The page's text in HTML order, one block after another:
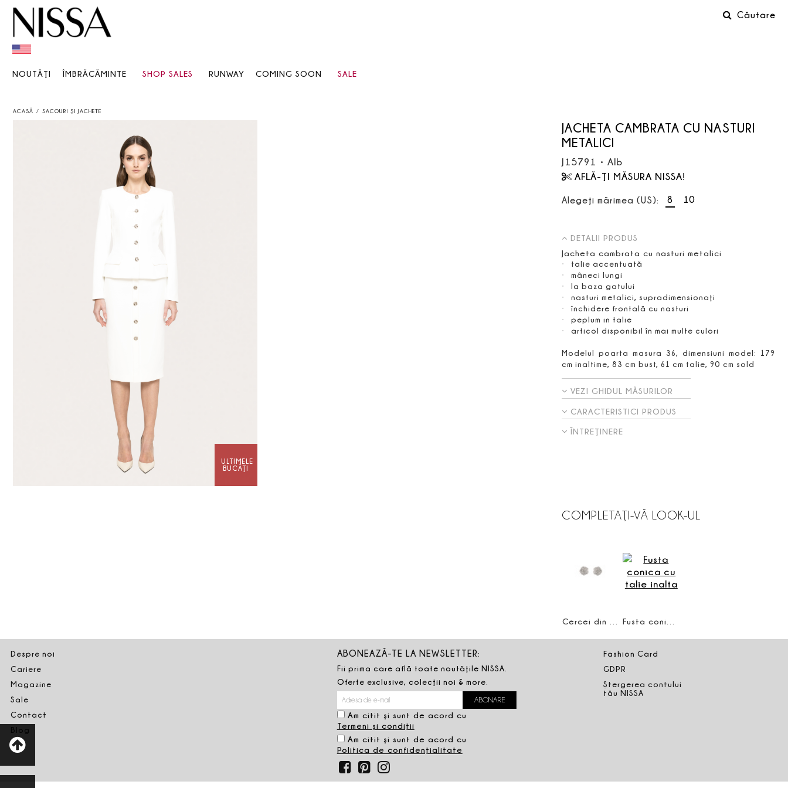
Căutare
NOUTĂŢI ÎMBRĂCĂMINTE SHOP SALES RUNWAY COMING SOON SALE
ACASĂ SACOURI ŞI JACHETE
JACHETA CAMBRATA CU NASTURI
METALICI
J15791 • Alb
AFLĂ-ŢI MĂSURA NISSA!
Alegeţi mărimea (US): 8 10
DETALII PRODUS
Jacheta cambrata cu nasturi metalici
talie accentuată
mâneci lungi
la baza gatului
nasturi metalici, supradimensionaţi
închidere frontală cu nasturi
peplum in talie
articol disponibil în mai multe culori
Modelul poarta masura 36, dimensiuni model: 179
cm inaltime, 83 cm bust, 61 cm talie, 90 cm sold
VEZI GHIDUL MĂSURILOR
CARACTERISTICI PRODUS
ÎNTREŢINERE
COMPLETAŢI-VĂ LOOK-UL
Despre noi
Cariere
Magazine
Sale
Contact
Blog
ABONEAZĂ-TE LA NEWSLETTER:
Fii prima care află toate noutăţile NISSA.
Oferte exclusive, colecţii noi & more.
Am citit şi sunt de acord cu
Termeni şi condiţii
Am citit şi sunt de acord cu
Politica de confidenţialitate
Fashion Card
GDPR
Ștergerea contului
tău NISSA